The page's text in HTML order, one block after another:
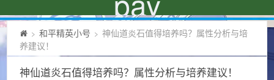
> 和平精英小号 > 神仙道炎石值得培养吗？属性分析与培
养建议！
神仙道炎石值得培养吗？属性分析与培养建议！